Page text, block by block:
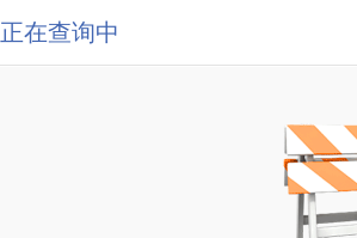
正在查询中